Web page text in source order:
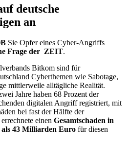
deutsche
an
Sie Opfer eines Cyber-Angriffs
Frage der ZEIT.
Bitkom sind für
Cyberthemen wie Sabotage,
mittlerweile alltägliche Realität.
Jahre haben 68 Prozent der
digitalen Angriff registriert, mit
bei fast der Hälfte der
einen Gesamtschaden in
als 43 Milliarden Euro für diesen